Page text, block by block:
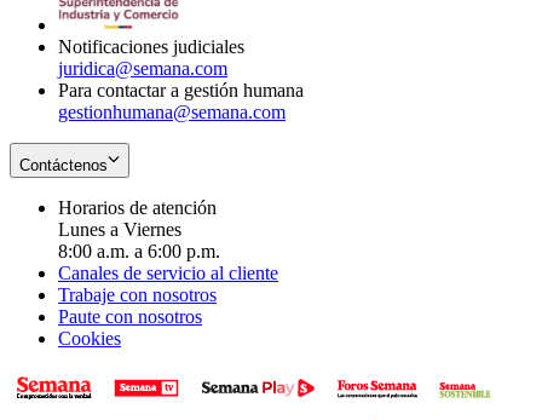
Notificaciones judiciales
juridica@semana.com
Para contactar a gestión humana
gestionhumana@semana.com
Contáctenos
Horarios de atención
Lunes a Viernes
8:00 a.m. a 6:00 p.m.
Canales de servicio al cliente
Trabaje con nosotros
Paute con nosotros
Cookies